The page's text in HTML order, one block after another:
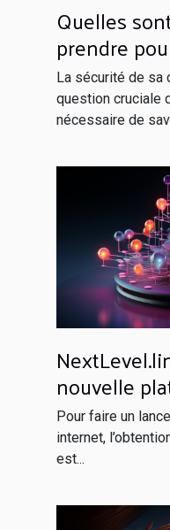
Quelles
prendre
domicile ?
La sécurité de sa
question cruciale
nécessaire de
nouvelle
votre
Pour faire un
internet,
est...